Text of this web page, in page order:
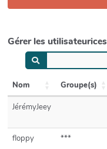
Gérer les utilisateurices
Nom Groupe(s)
JérémyJeey
floppy
***